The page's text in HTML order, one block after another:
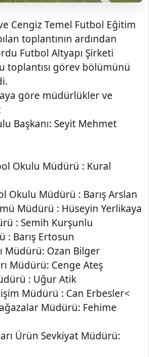
Cengiz Temel Futbol Eğitim
toplantının ardından
Futbol Altyapı Şirketi
toplantısı görev bölümünü
göre müdürlükler ve
Başkanı: Seyit Mehmet
Okulu Müdürü : Kural
Okulu Müdürü : Barış Arslan
Müdürü : Hüseyin Yerlikaya
: Semih Kurşunlu
: Barış Ertosun
Müdürü: Ozan Bilger
Müdürü: Cenge Ateş
: Uğur Atik
Müdürü : Can Erbesler<
Müdürü: Fehime
Ürün Sevkiyat Müdürü: